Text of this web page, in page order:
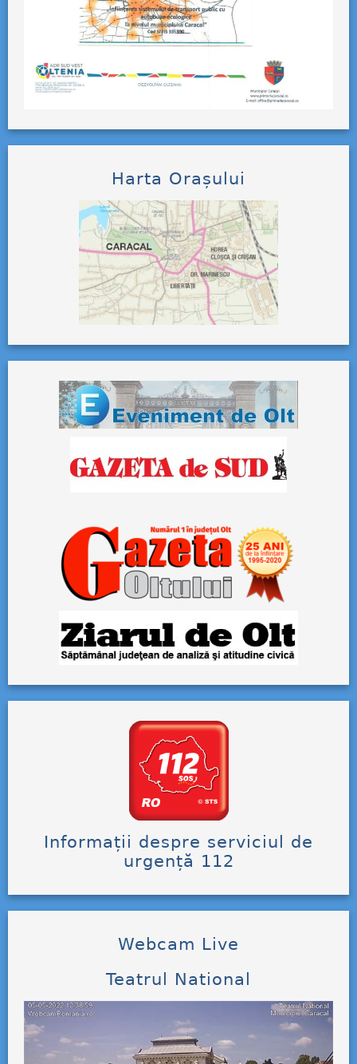
Harta Orașului
Informații despre serviciul de
urgență 112
Webcam Live
Teatrul National